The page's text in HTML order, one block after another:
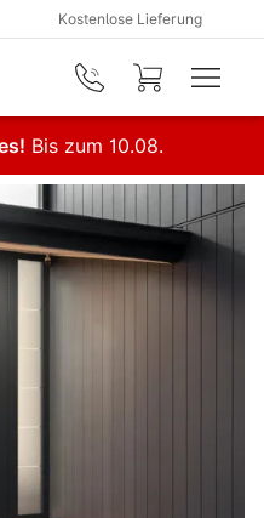
springen
Lieferung
Bis zum 10.08.